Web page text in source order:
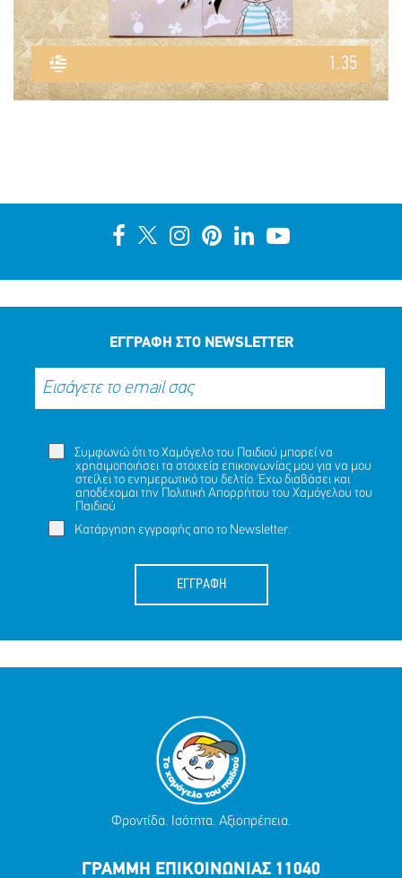
1.35
ΕΓΓΡΑΦΗ ΣΤΟ NEWSLETTER
Συμφωνώ ότι το Χαμόγελο του Παιδιού μπορεί να
χρησιμοποιήσει τα στοιχεία επικοινωνίας μου για να μου
στείλει το ενημερωτικό του δελτίο. Έχω διαβάσει και
αποδέχομαι την Πολιτική Απορρήτου του Χαμόγελου του
Παιδιού
Κατάργηση εγγραφής απο το Newsletter.
ΕΓΓΡΑΦΗ
Φροντίδα. Ισότητα. Αξιοπρέπεια.
ΓΡΑΜΜΗ ΕΠΙΚΟΙΝΩΝΙΑΣ 11040